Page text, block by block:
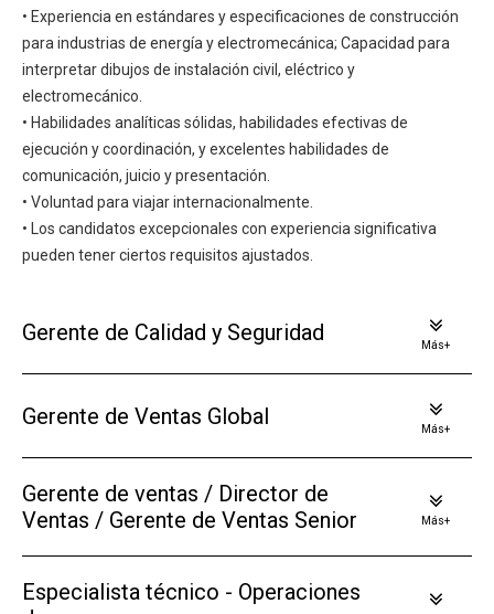
• Experiencia en estándares y especificaciones de construcción
para industrias de energía y electromecánica; Capacidad para
interpretar dibujos de instalación civil, eléctrico y
electromecánico.
• Habilidades analíticas sólidas, habilidades efectivas de
ejecución y coordinación, y excelentes habilidades de
comunicación, juicio y presentación.
• Voluntad para viajar internacionalmente.
• Los candidatos excepcionales con experiencia significativa
pueden tener ciertos requisitos ajustados.
Gerente de Calidad y Seguridad Más+
Gerente de Ventas Global Más+
Gerente de ventas / Director de
Ventas / Gerente de Ventas Senior
Más+
Especialista técnico - Operaciones